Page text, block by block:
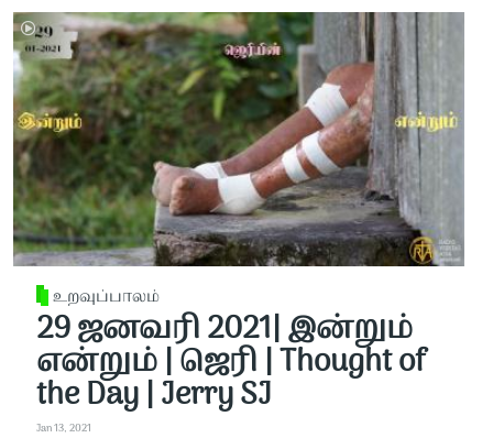
உறவுப்பாலம்
29 ஜனவரி 2021| இன்றும்
என்றும் | ஜெரி | Thought of
the Day | Jerry SJ
Jan 13, 2021